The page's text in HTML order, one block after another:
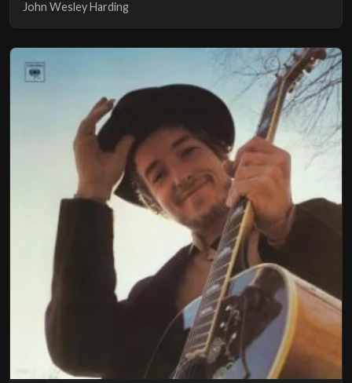
John Wesley Harding